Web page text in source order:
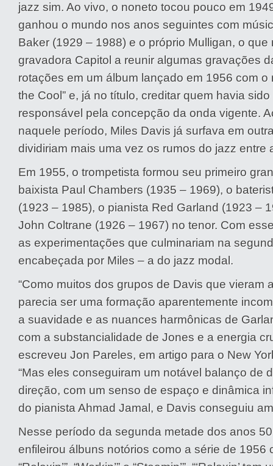
jazz sim. Ao vivo, o noneto tocou pouco em
ganhou o mundo nos anos seguintes com
Baker (1929 – 1988) e o próprio Mulligan, o que
gravadora Capitol a reunir algumas gravações
rotações em um álbum lançado em 1956 com o
the Cool” e, já no título, creditar quem havia
responsável pela concepção da onda vigente.
naquele período, Miles Davis já surfava em
dividiriam mais uma vez os rumos do jazz entre
Em 1955, o trompetista formou seu primeiro
baixista Paul Chambers (1935 – 1969), o
(1923 – 1985), o pianista Red Garland (1923 –
John Coltrane (1926 – 1967) no tenor. Com
as experimentações que culminariam na
encabeçada por Miles – a do jazz modal.
“Como muitos dos grupos de Davis que vieram
parecia ser uma formação aparentemente
a suavidade e as nuances harmônicas de
com a substancialidade de Jones e a energia
escreveu Jon Pareles, em artigo para o New
“Mas eles conseguiram um notável balanço de
direção, com um senso de espaço e dinâmica
do pianista Ahmad Jamal, e Davis conseguiu
Nesse período da segunda metade dos anos
enfileirou álbuns notórios como a série de 1956